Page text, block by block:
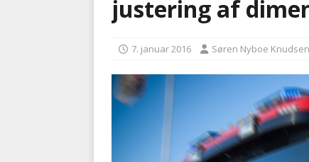
[ 4. august 2026 ] Ny
BRANDVÆSEN
justering af
7. januar 2016 Søren Nyboe Knudsen